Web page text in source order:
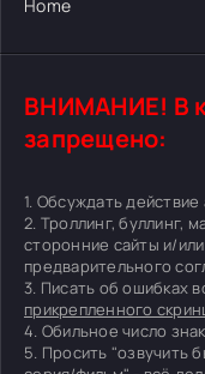
Home
ВНИМАНИЕ! В
запрещено:
1. Обсуждать
2. Троллинг, буллинг,
сторонние сайты и/
предварительного
3. Писать об ошибках
прикрепленного
4. Обильное число
5. Просить "озвучить